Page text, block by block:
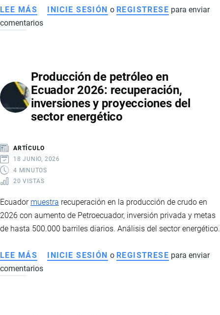
LEE MÁS SOBRE
ECUADOR
DE
INFRAESTRUCTURA
Y
TECNOLOGÍA:
LA
REFORMA
ESTATAL
INICIE SESIÓN o REGISTRESE para enviar
comentarios
Producción de petróleo en
Ecuador 2026: recuperación,
inversiones y proyecciones del
sector energético
ARTÍCULO
18 JUNIO, 2026
4 MINUTOS
20 VISTAS
Ecuador muestra recuperación en la producción de crudo en
2026 con aumento de Petroecuador, inversión privada y metas
de hasta 500.000 barriles diarios. Análisis del sector energético.
LEE MÁS SOBRE
PRODUCCIÓN
INICIE SESIÓN o REGISTRESE para enviar
comentarios